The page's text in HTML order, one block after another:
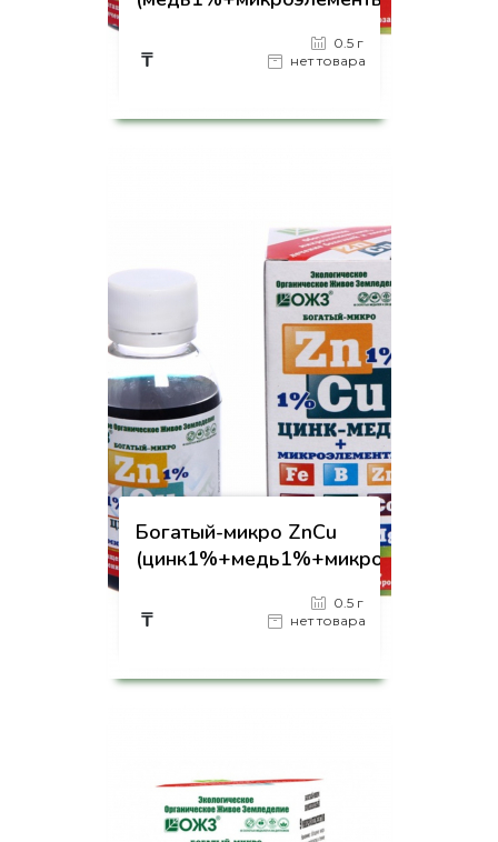
₸
0.5 г
нет товара
Богатый-микро ZnCu
(цинк1%+медь1%+микроэлем)
₸
0.5 г
нет товара